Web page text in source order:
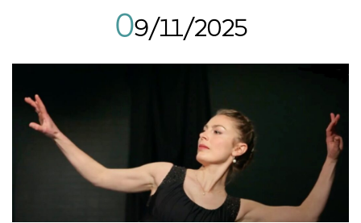
09/11/2025